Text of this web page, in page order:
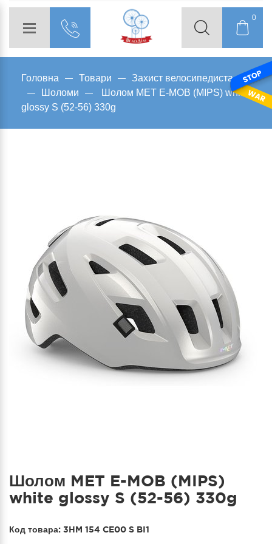
0
Головна Товари
Захист велосипедиста
Шоломи
Шолом MET E-MOB (MIPS) white
glossy S (52-56) 330g
Шолом MET E-MOB (MIPS)
white glossy S (52-56) 330g
Код товара: 3HM 154 CE00 S BI1